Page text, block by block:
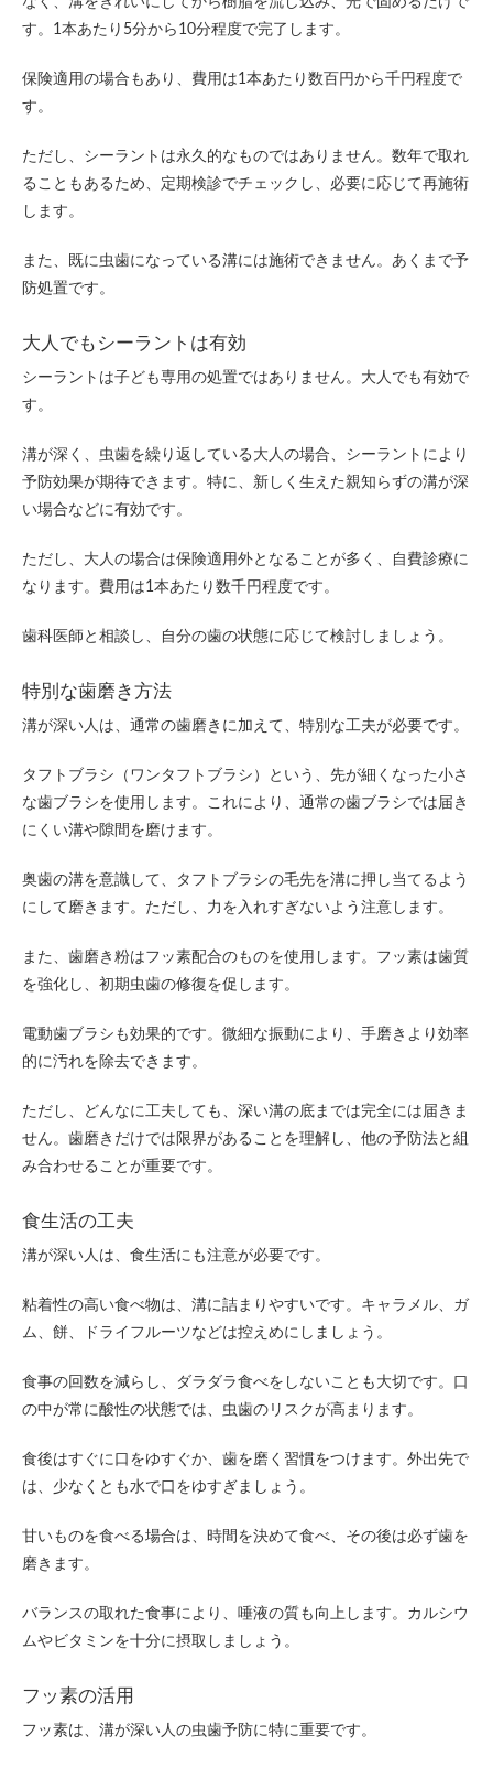
す。1本あたり5分から10分程度で完了します。
保険適用の場合もあり、費用は1本あたり数百円から千円程度で
す。
ただし、シーラントは永久的なものではありません。数年で取れ
ることもあるため、定期検診でチェックし、必要に応じて再施術
します。
また、既に虫歯になっている溝には施術できません。あくまで予
防処置です。
大人でもシーラントは有効
シーラントは子ども専用の処置ではありません。大人でも有効で
す。
溝が深く、虫歯を繰り返している大人の場合、シーラントにより
予防効果が期待できます。特に、新しく生えた親知らずの溝が深
い場合などに有効です。
ただし、大人の場合は保険適用外となることが多く、自費診療に
なります。費用は1本あたり数千円程度です。
歯科医師と相談し、自分の歯の状態に応じて検討しましょう。
特別な歯磨き方法
溝が深い人は、通常の歯磨きに加えて、特別な工夫が必要です。
タフトブラシ（ワンタフトブラシ）という、先が細くなった小さ
な歯ブラシを使用します。これにより、通常の歯ブラシでは届き
にくい溝や隙間を磨けます。
奥歯の溝を意識して、タフトブラシの毛先を溝に押し当てるよう
にして磨きます。ただし、力を入れすぎないよう注意します。
また、歯磨き粉はフッ素配合のものを使用します。フッ素は歯質
を強化し、初期虫歯の修復を促します。
電動歯ブラシも効果的です。微細な振動により、手磨きより効率
的に汚れを除去できます。
ただし、どんなに工夫しても、深い溝の底までは完全には届きま
せん。歯磨きだけでは限界があることを理解し、他の予防法と組
み合わせることが重要です。
食生活の工夫
溝が深い人は、食生活にも注意が必要です。
粘着性の高い食べ物は、溝に詰まりやすいです。キャラメル、ガ
ム、餅、ドライフルーツなどは控えめにしましょう。
食事の回数を減らし、ダラダラ食べをしないことも大切です。口
の中が常に酸性の状態では、虫歯のリスクが高まります。
食後はすぐに口をゆすぐか、歯を磨く習慣をつけます。外出先で
は、少なくとも水で口をゆすぎましょう。
甘いものを食べる場合は、時間を決めて食べ、その後は必ず歯を
磨きます。
バランスの取れた食事により、唾液の質も向上します。カルシウ
ムやビタミンを十分に摂取しましょう。
フッ素の活用
フッ素は、溝が深い人の虫歯予防に特に重要です。